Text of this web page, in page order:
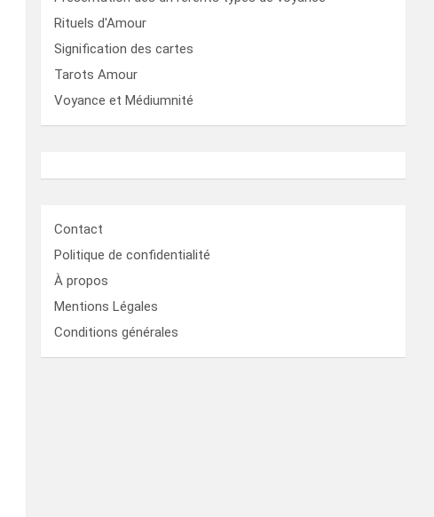
Rituels d'Amour
Signification des cartes
Tarots Amour
Voyance et Médiumnité
Contact
Politique de confidentialité
À propos
Mentions Légales
Conditions générales